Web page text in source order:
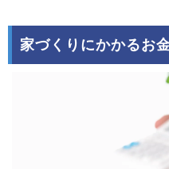
家づくりにかかるお